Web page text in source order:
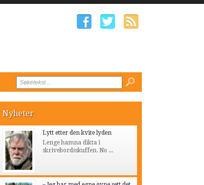
Nyheter
Lytt etter den kvite lyden
Lenge hamna dikta i
skrivebordsskuffen. No ...